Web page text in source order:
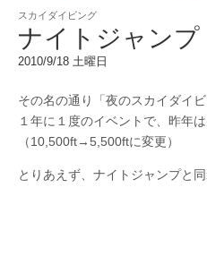
skydive.jp
スカイダイビング
ナイトジャンプ
2010/9/18 土曜日
その名の通り「夜のスカイダイビ
１年に１度のイベントで、昨年は
（10,500ft→5,500ftに変更）
とりあえず、ナイトジャンプと